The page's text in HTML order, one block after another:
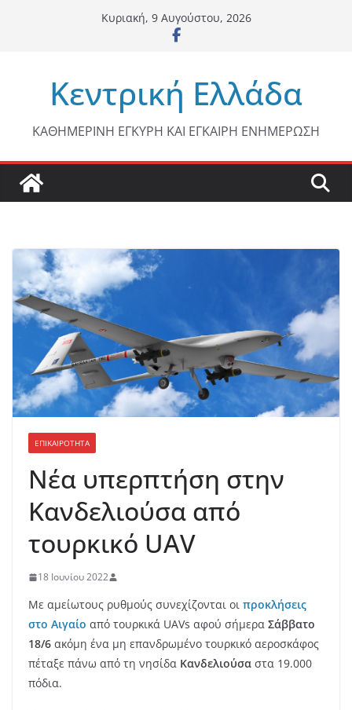
Κυριακή, 9 Αυγούστου, 2026
Κεντρική Ελλάδα
ΚΑΘΗΜΕΡΙΝΗ ΕΓΚΥΡΗ ΚΑΙ ΕΓΚΑΙΡΗ ΕΝΗΜΕΡΩΣΗ
ΕΠΙΚΑΙΡΟΤΗΤΑ
Nέα υπερπτήση στην
Κανδελιούσα από
τουρκικό UAV
18 Ιουνίου 2022
Με αμείωτους ρυθμούς συνεχίζονται οι προκλήσεις
στο Αιγαίο από τουρκικά UAVs αφού σήμερα Σάββατο
18/6 ακόμη ένα μη επανδρωμένο τουρκικό αεροσκάφος
πέταξε πάνω από τη νησίδα Κανδελιούσα στα 19.000
πόδια.